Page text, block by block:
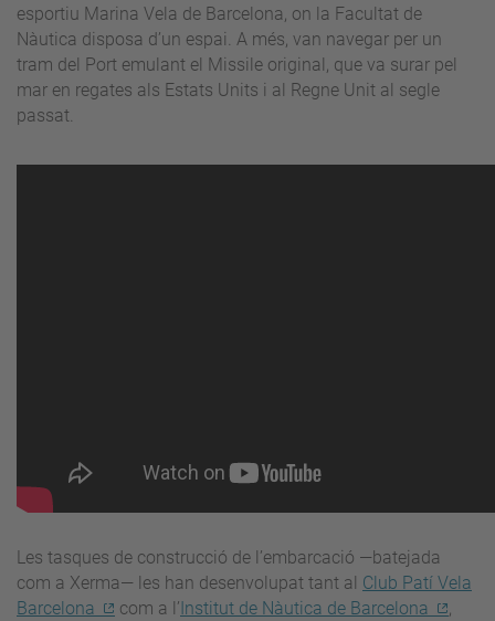
esportiu Marina Vela de Barcelona, on la Facultat de
Nàutica disposa d’un espai. A més, van navegar per un
tram del Port emulant el Missile original, que va surar pel
mar en regates als Estats Units i al Regne Unit al segle
passat.
Les tasques de construcció de l’embarcació —batejada
com a Xerma— les han desenvolupat tant al Club Patí Vela
Barcelona
com a l’Institut de Nàutica de Barcelona